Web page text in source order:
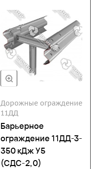
Дорожные ограждение
11ДД
Барьерное
ограждение 11ДД-3-
350 кДж У5
(СДС-2,0)